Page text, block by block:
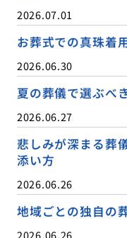
2026.07.01
お葬式での真珠着
2026.06.30
夏の葬儀で選ぶべ
2026.06.27
悲しみが深まる葬
添い方
2026.06.26
地域ごとの独自の